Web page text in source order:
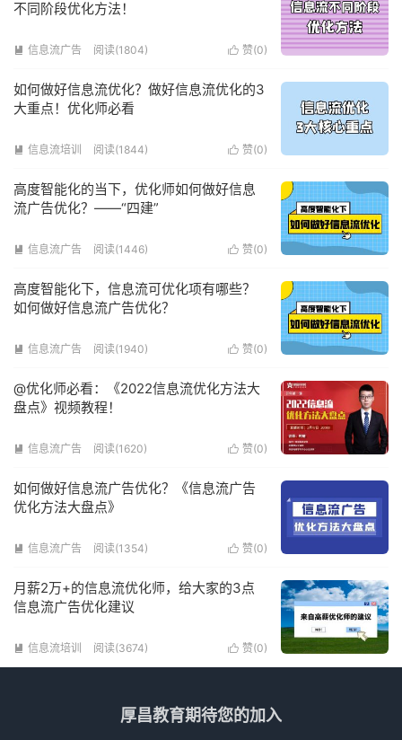
不同阶段优化方法！
 赞(0)
 信息流广告 阅读(1804)
如何做好信息流优化？做好信息流优化的3
大重点！优化师必看
 赞(0)
 信息流培训 阅读(1844)
高度智能化的当下，优化师如何做好信息
流广告优化？——“四建”
 赞(0)
 信息流广告 阅读(1446)
高度智能化下，信息流可优化项有哪些？
如何做好信息流广告优化？
 赞(0)
 信息流广告 阅读(1940)
@优化师必看：《2022信息流优化方法大
盘点》视频教程！
 赞(0)
 信息流广告 阅读(1620)
如何做好信息流广告优化？《信息流广告
优化方法大盘点》
 赞(0)
 信息流广告 阅读(1354)
月薪2万+的信息流优化师，给大家的3点
信息流广告优化建议
 赞(0)
 信息流培训 阅读(3674)
厚昌教育期待您的加入